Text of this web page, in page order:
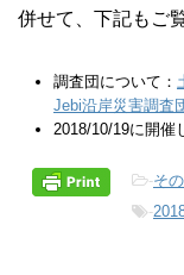
併せて、下記もご
調査団について：
Jebi沿岸災害調査
2018/10/19に開催
-そ
-